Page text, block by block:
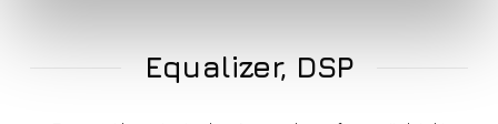
Equalizer, DSP